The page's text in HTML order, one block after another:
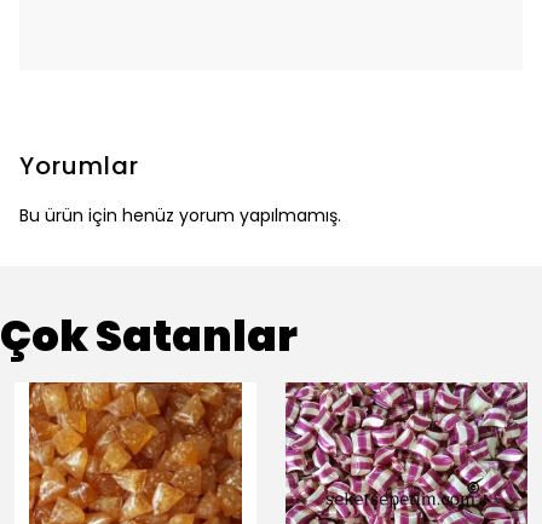
Yorumlar
Bu ürün için henüz yorum yapılmamış.
Çok Satanlar